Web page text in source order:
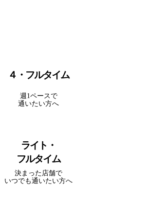
４・フルタイム
週1ペースで
通いたい方へ
ライト・
フルタイム
決まった店舗で
いつでも通いたい方へ